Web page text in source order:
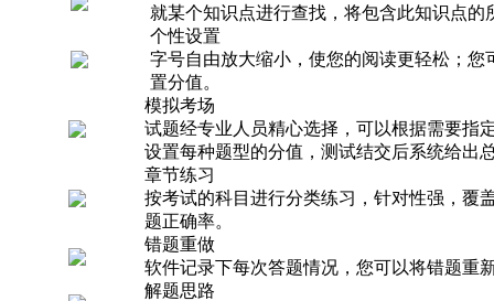
就某个知识点进行查找，将包含此知识点
个性设置
字号自由放大缩小，使您的阅读更轻松；
置分值。
模拟考场
试题经专业人员精心选择，可以根据需要指
设置每种题型的分值，测试结交后系统给出
章节练习
按考试的科目进行分类练习，针对性强，覆
题正确率。
错题重做
软件记录下每次答题情况，您可以将错题重
解题思路